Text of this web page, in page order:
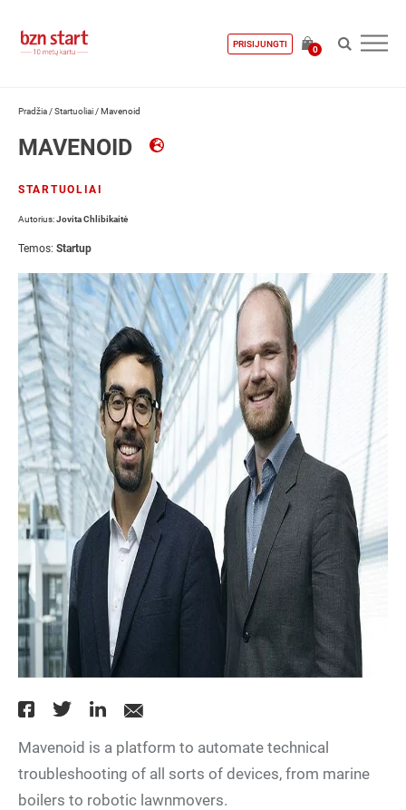
PRISIJUNGTI
0
Pradžia /Startuoliai /Mavenoid
MAVENOID
STARTUOLIAI
Autorius:Jovita Chlibikaitė
Temos: Startup
Mavenoid is a platform to automate technical
troubleshooting of all sorts of devices, from marine
boilers to robotic lawnmovers.